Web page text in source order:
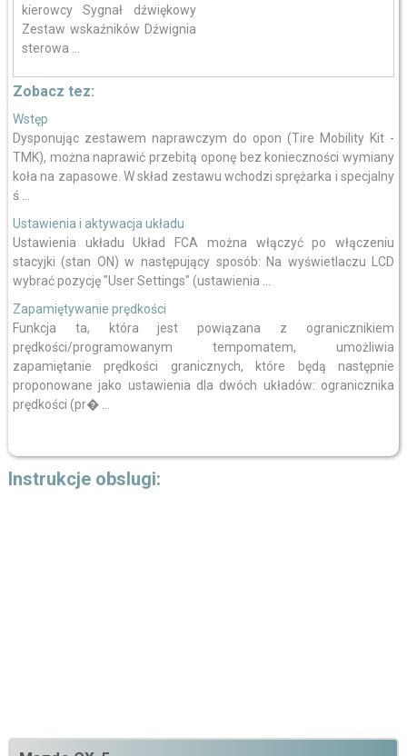
kierowcy Sygnał dźwiękowy
Zestaw wskaźników Dźwignia
sterowa ...
Zobacz tez:
Wstęp
Dysponując zestawem naprawczym do opon (Tire Mobility Kit -
TMK), można naprawić przebitą oponę bez konieczności wymiany
koła na zapasowe. W skład zestawu wchodzi sprężarka i specjalny
ś ...
Ustawienia i aktywacja układu
Ustawienia układu Układ FCA można włączyć po włączeniu
stacyjki (stan ON) w następujący sposób: Na wyświetlaczu LCD
wybrać pozycję "User Settings" (ustawienia ...
Zapamiętywanie prędkości
Funkcja ta, która jest powiązana z ogranicznikiem
prędkości/programowanym tempomatem, umożliwia
zapamiętanie prędkości granicznych, które będą następnie
proponowane jako ustawienia dla dwóch układów: ogranicznika
prędkości (pr� ...
Instrukcje obslugi: